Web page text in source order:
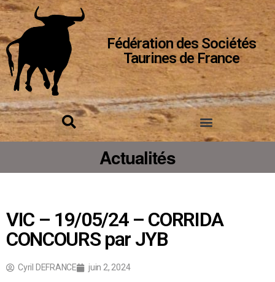
Fédération des Sociétés
Taurines de France
Actualités
VIC – 19/05/24 – CORRIDA
CONCOURS par JYB
Cyril DEFRANCE juin 2, 2024